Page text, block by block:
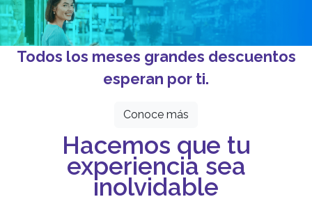
Todos los meses grandes descuentos
esperan por ti.
Conoce más
Hacemos que tu
experiencia sea
inolvidable